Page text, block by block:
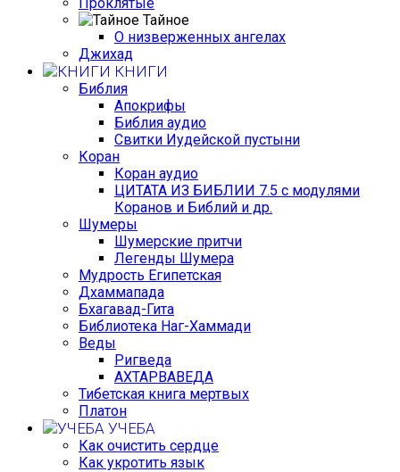
Тайное
О низверженных ангелах
Джихад
КНИГИ
Библия
Апокрифы
Библия аудио
Свитки Иудейской пустыни
Коран
Коран аудио
ЦИТАТА ИЗ БИБЛИИ 7.5 с модулями
Коранов и Библий и др.
Шумеры
Шумерские притчи
Легенды Шумера
Мудрость Египетская
Дхаммапада
Бхагавад-Гита
Библиотека Наг-Хаммади
Веды
Ригведа
АХТАРВАВЕДА
Тибетская книга мертвых
Платон
УЧЕБА
Как очистить сердце
Как укротить язык